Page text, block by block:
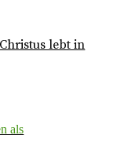
lebt in
als